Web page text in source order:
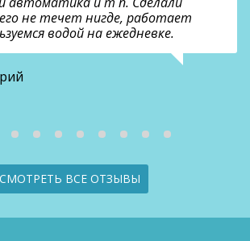
не течет нигде, работает
водой на ежедневке.
СМОТРЕТЬ ВСЕ ОТЗЫВЫ